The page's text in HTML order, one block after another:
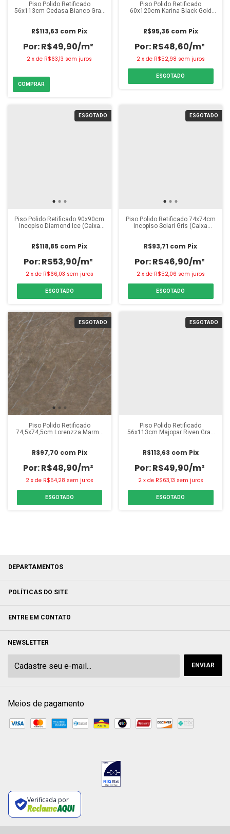
Piso Polido Retificado
56x113cm Cedasa Bianco Gran
R$49,90/m²
R$113,63 com Pix
2 xde R$63,13 sem juros
Piso Polido Retificado
60x120cm Karina Black Gold
R$48,60/m²
R$95,36 com Pix
2 x de R$52,98 sem juros
ESGOTADO
ESGOTADO
Piso Polido Retificado 90x90cm
Incopiso Diamond Ice (Caixa
R$53,90/m²
R$118,85 com Pix
2 x de R$66,03 sem juros
ESGOTADO
ESGOTADO
Piso Polido Retificado 74x74cm
Incopiso Solari Gris (Caixa
R$46,90/m²
R$93,71 com Pix
2 x de R$52,06 sem juros
ESGOTADO
ESGOTADO
Piso Polido Retificado
74,5x74,5cm Lorenzza Marmo
R$48,90/m²
R$97,70 com Pix
2 x de R$54,28 sem juros
ESGOTADO
ESGOTADO
Piso Polido Retificado
56x113cm Majopar Riven Gran
R$49,90/m²
R$113,63 com Pix
2 x de R$63,13 sem juros
ESGOTADO
DEPARTAMENTOS
POLÍTICAS DO SITE
ENTRE EM CONTATO
NEWSLETTER
Meios de pagamento
Verificada por